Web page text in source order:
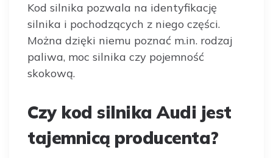
Kod silnika pozwala na identyfikację
silnika i pochodzących z niego części.
Można dzięki niemu poznać m.in. rodzaj
paliwa, moc silnika czy pojemność
skokową.
Czy kod silnika Audi jest
tajemnicą producenta?